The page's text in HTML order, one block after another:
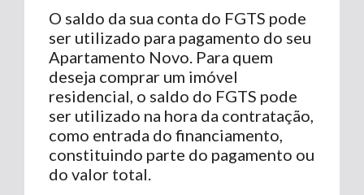
O saldo da sua conta do FGTS pode
ser utilizado para pagamento do seu
Apartamento Novo. Para quem
deseja comprar um imóvel
residencial, o saldo do FGTS pode
ser utilizado na hora da contratação,
como entrada do financiamento,
constituindo parte do pagamento ou
do valor total.